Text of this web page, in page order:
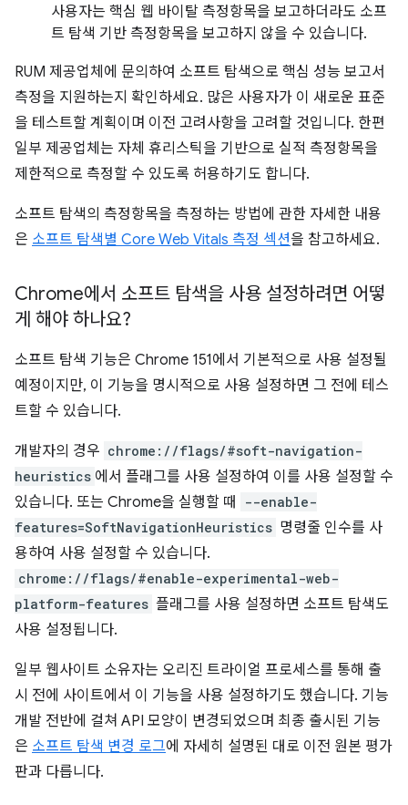
사용자는 핵심 웹 바이탈 측정항목을 보고하더라도 소프
트 탐색 기반 측정항목을 보고하지 않을 수 있습니다.
RUM 제공업체에 문의하여 소프트 탐색으로 핵심 성능 보고서
측정을 지원하는지 확인하세요. 많은 사용자가 이 새로운 표준
을 테스트할 계획이며 이전 고려사항을 고려할 것입니다. 한편
일부 제공업체는 자체 휴리스틱을 기반으로 실적 측정항목을
제한적으로 측정할 수 있도록 허용하기도 합니다.
소프트 탐색의 측정항목을 측정하는 방법에 관한 자세한 내용
은 소프트 탐색별 Core Web Vitals 측정 섹션을 참고하세요.
Chrome에서 소프트 탐색을 사용 설정하려면 어떻
게 해야 하나요?
소프트 탐색 기능은 Chrome 151에서 기본적으로 사용 설정될
예정이지만, 이 기능을 명시적으로 사용 설정하면 그 전에 테스
트할 수 있습니다.
개발자의 경우 chrome://flags/#soft-navigation-
heuristics 에서 플래그를 사용 설정하여 이를 사용 설정할 수
있습니다. 또는 Chrome을 실행할 때
--enable-
features=SoftNavigationHeuristics 명령줄 인수를 사
용하여 사용 설정할 수 있습니다.
chrome://flags/#enable-experimental-web-
platform-features 플래그를 사용 설정하면 소프트 탐색도
사용 설정됩니다.
일부 웹사이트 소유자는 오리진 트라이얼 프로세스를 통해 출
시 전에 사이트에서 이 기능을 사용 설정하기도 했습니다. 기능
개발 전반에 걸쳐 API 모양이 변경되었으며 최종 출시된 기능
은 소프트 탐색 변경 로그에 자세히 설명된 대로 이전 원본 평가
판과 다릅니다.